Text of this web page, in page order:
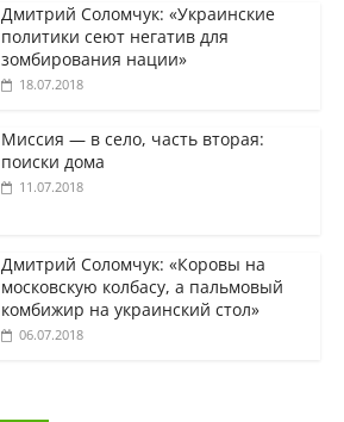
Дмитрий Соломчук: «Украинские
политики сеют негатив для
зомбирования нации»
18.07.2018
Миссия — в село, часть вторая:
поиски дома
11.07.2018
Дмитрий Соломчук: «Коровы на
московскую колбасу, а пальмовый
комбижир на украинский стол»
06.07.2018